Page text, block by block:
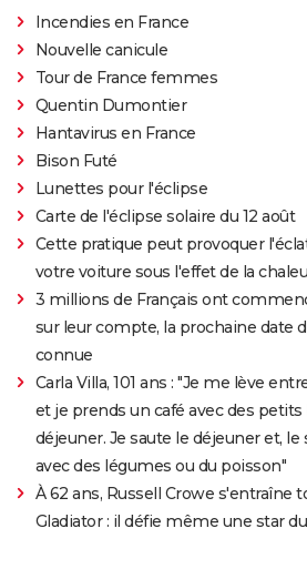
Incendies en France
Nouvelle canicule
Tour de France femmes
Quentin Dumontier
Hantavirus en France
Bison Futé
Lunettes pour l'éclipse
Carte de l'éclipse solaire du 12 août
Cette pratique peut provoquer
votre voiture sous l'effet de la
3 millions de Français ont
sur leur compte, la prochaine date
connue
Carla Villa, 101 ans : "Je me lève
et je prends un café avec des
déjeuner. Je saute le déjeuner et,
avec des légumes ou du poisson"
À 62 ans, Russell Crowe s'entraîne
Gladiator : il défie même une star